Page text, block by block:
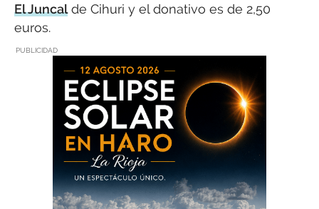
El Juncalde Cihuri y el donativo es de 2,50
euros.
PUBLICIDAD